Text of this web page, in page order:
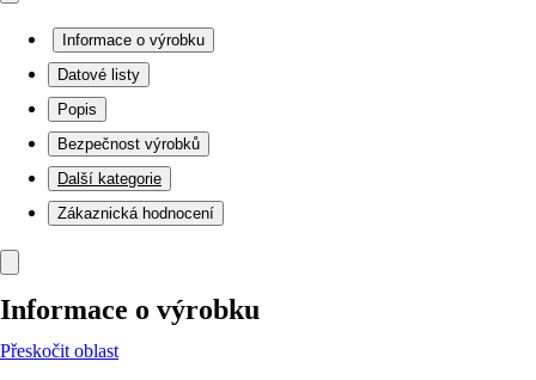
Informace o výrobku
Datové listy
Popis
Bezpečnost výrobků
Další kategorie
Zákaznická hodnocení
Informace o výrobku
Přeskočit oblast